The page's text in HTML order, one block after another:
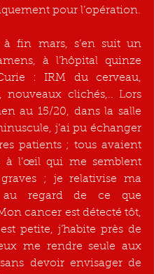
à fin mars, s’en suit un
à l’hôpital quinze
: IRM du cerveau,
nouveaux clichés,.. Lors
au 15/20, dans la salle
j’ai pu échanger
patients ; tous avaient
à l’œil qui me semblent
; je relativise ma
au regard de ce que
cancer est détecté tôt,
petite, j’habite près de
me rendre seule aux
devoir envisager de